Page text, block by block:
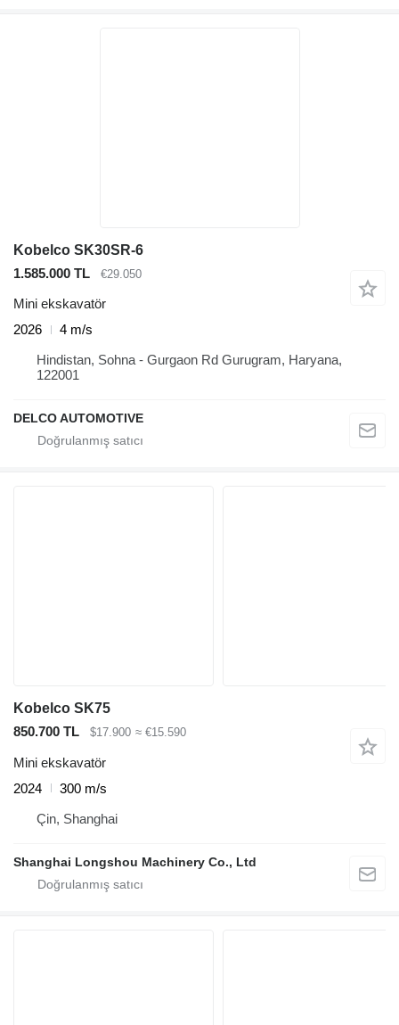
Kobelco SK30SR-6
1.585.000 TL
€29.050
Mini ekskavatör
2026
4 m/s
Hindistan, Sohna - Gurgaon Rd Gurugram, Haryana,
122001
DELCO AUTOMOTIVE
Kobelco SK75
850.700 TL
$17.900 ≈ €15.590
Mini ekskavatör
2024
300 m/s
Çin, Shanghai
Shanghai Longshou Machinery Co., Ltd